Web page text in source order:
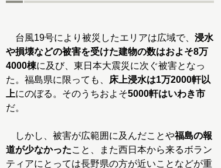
台風19号により被災したエリアは広域で、 浸水
や損壊などの被害を受けた建物の数はおよそ8万
4000棟に及び、東日本大震災に次ぐ被害となっ
た。福島県に限っても、
床上浸水は1万2000軒以
上にのぼる。そのうちおよそ5000軒はいわき市
だ。
しかし、被害が広範囲に及んだことや福島の報
道が少なかったこと、また西日本から来るボラン
ティアにとっては長野県の方が近いことなどが重